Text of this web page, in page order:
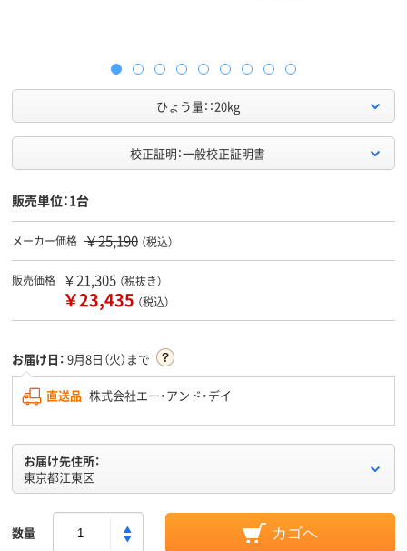
ひょう量：：20kg
校正証明：一般校正証明書
販売単位：1台
メーカー価格 ￥25,190 （税込）
販売価格 ￥21,305 （税抜き）
￥23,435 （税込）
お届け日： 9月8日（火）まで
直送品 株式会社エー・アンド・デイ
お届け先住所：
東京都江東区
数量 カゴへ